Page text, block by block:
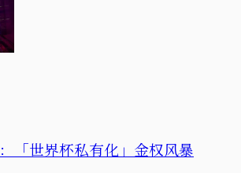
「世界杯私有化」金权风暴